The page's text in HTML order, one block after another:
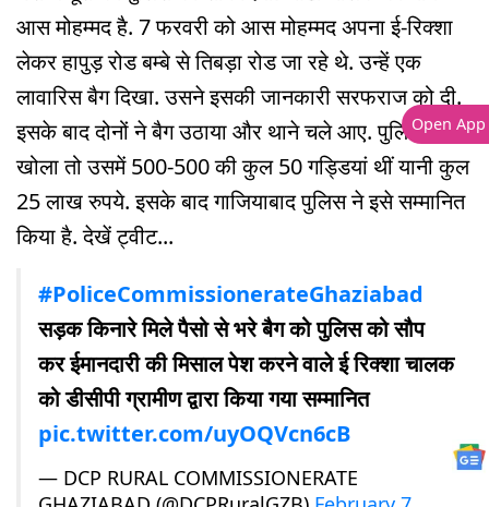
आस मोहम्मद है. 7 फरवरी को आस मोहम्मद अपना ई-रिक्शा
लेकर हापुड़ रोड बम्बे से तिबड़ा रोड जा रहे थे. उन्हें एक
लावारिस बैग दिखा. उसने इसकी जानकारी सरफराज को दी.
इसके बाद दोनों ने बैग उठाया और थाने चले आए. पुलिस ने बैग
खोला तो उसमें 500-500 की कुल 50 गड्डियां थीं यानी कुल
25 लाख रुपये. इसके बाद गाजियाबाद पुलिस ने इसे सम्मानित
किया है. देखें ट्वीट...
#PoliceCommissionerateGhaziabad
सड़क किनारे मिले पैसो से भरे बैग को पुलिस को सौप
कर ईमानदारी की मिसाल पेश करने वाले ई रिक्शा चालक
को डीसीपी ग्रामीण द्वारा किया गया सम्मानित
pic.twitter.com/uyOQVcn6cB
— DCP RURAL COMMISSIONERATE
Open App